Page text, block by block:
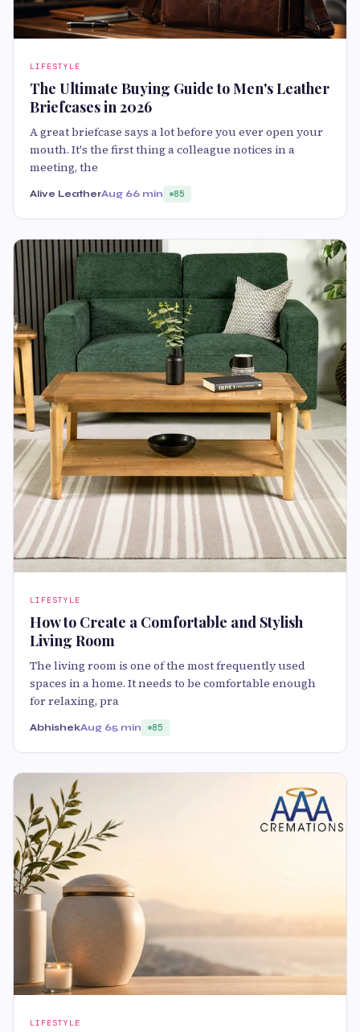
LIFESTYLE
The Ultimate Buying Guide to Men's Leather
Briefcases in 2026
A great briefcase says a lot before you ever open your
mouth. It's the first thing a colleague notices in a
meeting, the
Alive LeatherAug 66 min 85
LIFESTYLE
How to Create a Comfortable and Stylish
Living Room
The living room is one of the most frequently used
spaces in a home. It needs to be comfortable enough
for relaxing, pra
AbhishekAug 65 min 85
LIFESTYLE